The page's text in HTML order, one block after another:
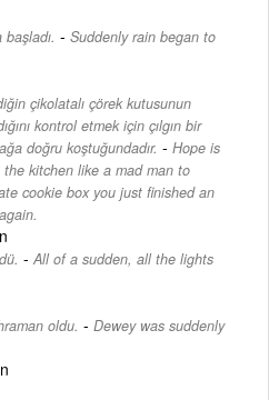
- Suddenly rain began to
çikolatalı çörek kutusunun
kontrol etmek için çılgın bir
doğru koştuğundadır. - Hope is
kitchen like a mad man to
cookie box you just finished an
- All of a sudden, all the lights
oldu. - Dewey was suddenly